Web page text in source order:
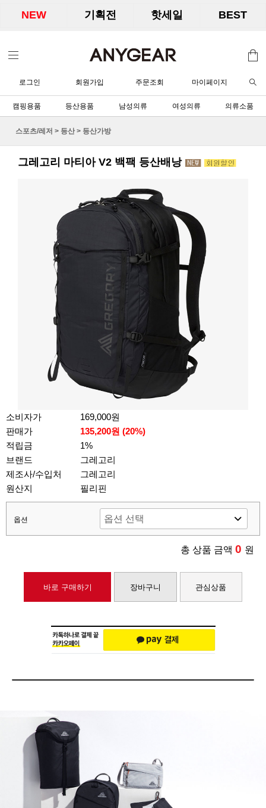
NEW 기획전 핫세일 BEST
로그인 회원가입 주문조회 마이페이지
캠핑용품 등산용품 남성의류 여성의류 의류소품
스포츠/레저 > 등산 > 등산가방
그레고리 마티아 V2 백팩 등산배낭
소비자가
169,000원
판매가
135,200원 (20%)
적립금
1%
브랜드
그레고리
제조사/수입처
그레고리
원산지
필리핀
옵션
총 상품 금액 0 원
바로 구매하기 장바구니 관심상품